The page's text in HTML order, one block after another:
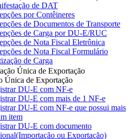
de DAT
por Contêineres
de Documentos de Transporte
de Carga por DU-E/RUC
de Nota Fiscal Eletrônica
de Nota Fiscal Formulário
de Carga
Única de Exportação
Única de Exportação
DU-E com NF-e
DU-E com mais de 1 NF-e
DU-E com NF-e que possui mais
item
DU-E com documento
ou Exportação)